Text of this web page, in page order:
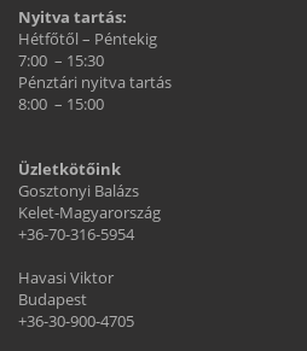
Nyitva tartás:
Hétfőtől – Péntekig
7:00 – 15:30
Pénztári nyitva tartás
8:00 – 15:00
Üzletkötőink
Gosztonyi Balázs
Kelet-Magyarország
+36-70-316-5954
Havasi Viktor
Budapest
+36-30-900-4705